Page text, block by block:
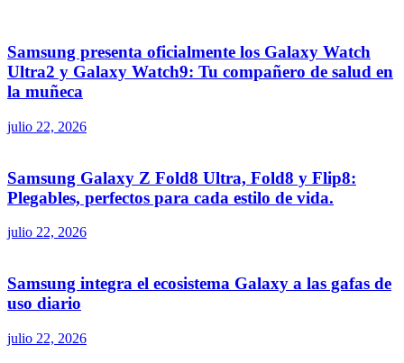
Samsung presenta oficialmente los Galaxy Watch
Ultra2 y Galaxy Watch9: Tu compañero de salud en
la muñeca
julio 22, 2026
Samsung Galaxy Z Fold8 Ultra, Fold8 y Flip8:
Plegables, perfectos para cada estilo de vida.
julio 22, 2026
Samsung integra el ecosistema Galaxy a las gafas de
uso diario
julio 22, 2026